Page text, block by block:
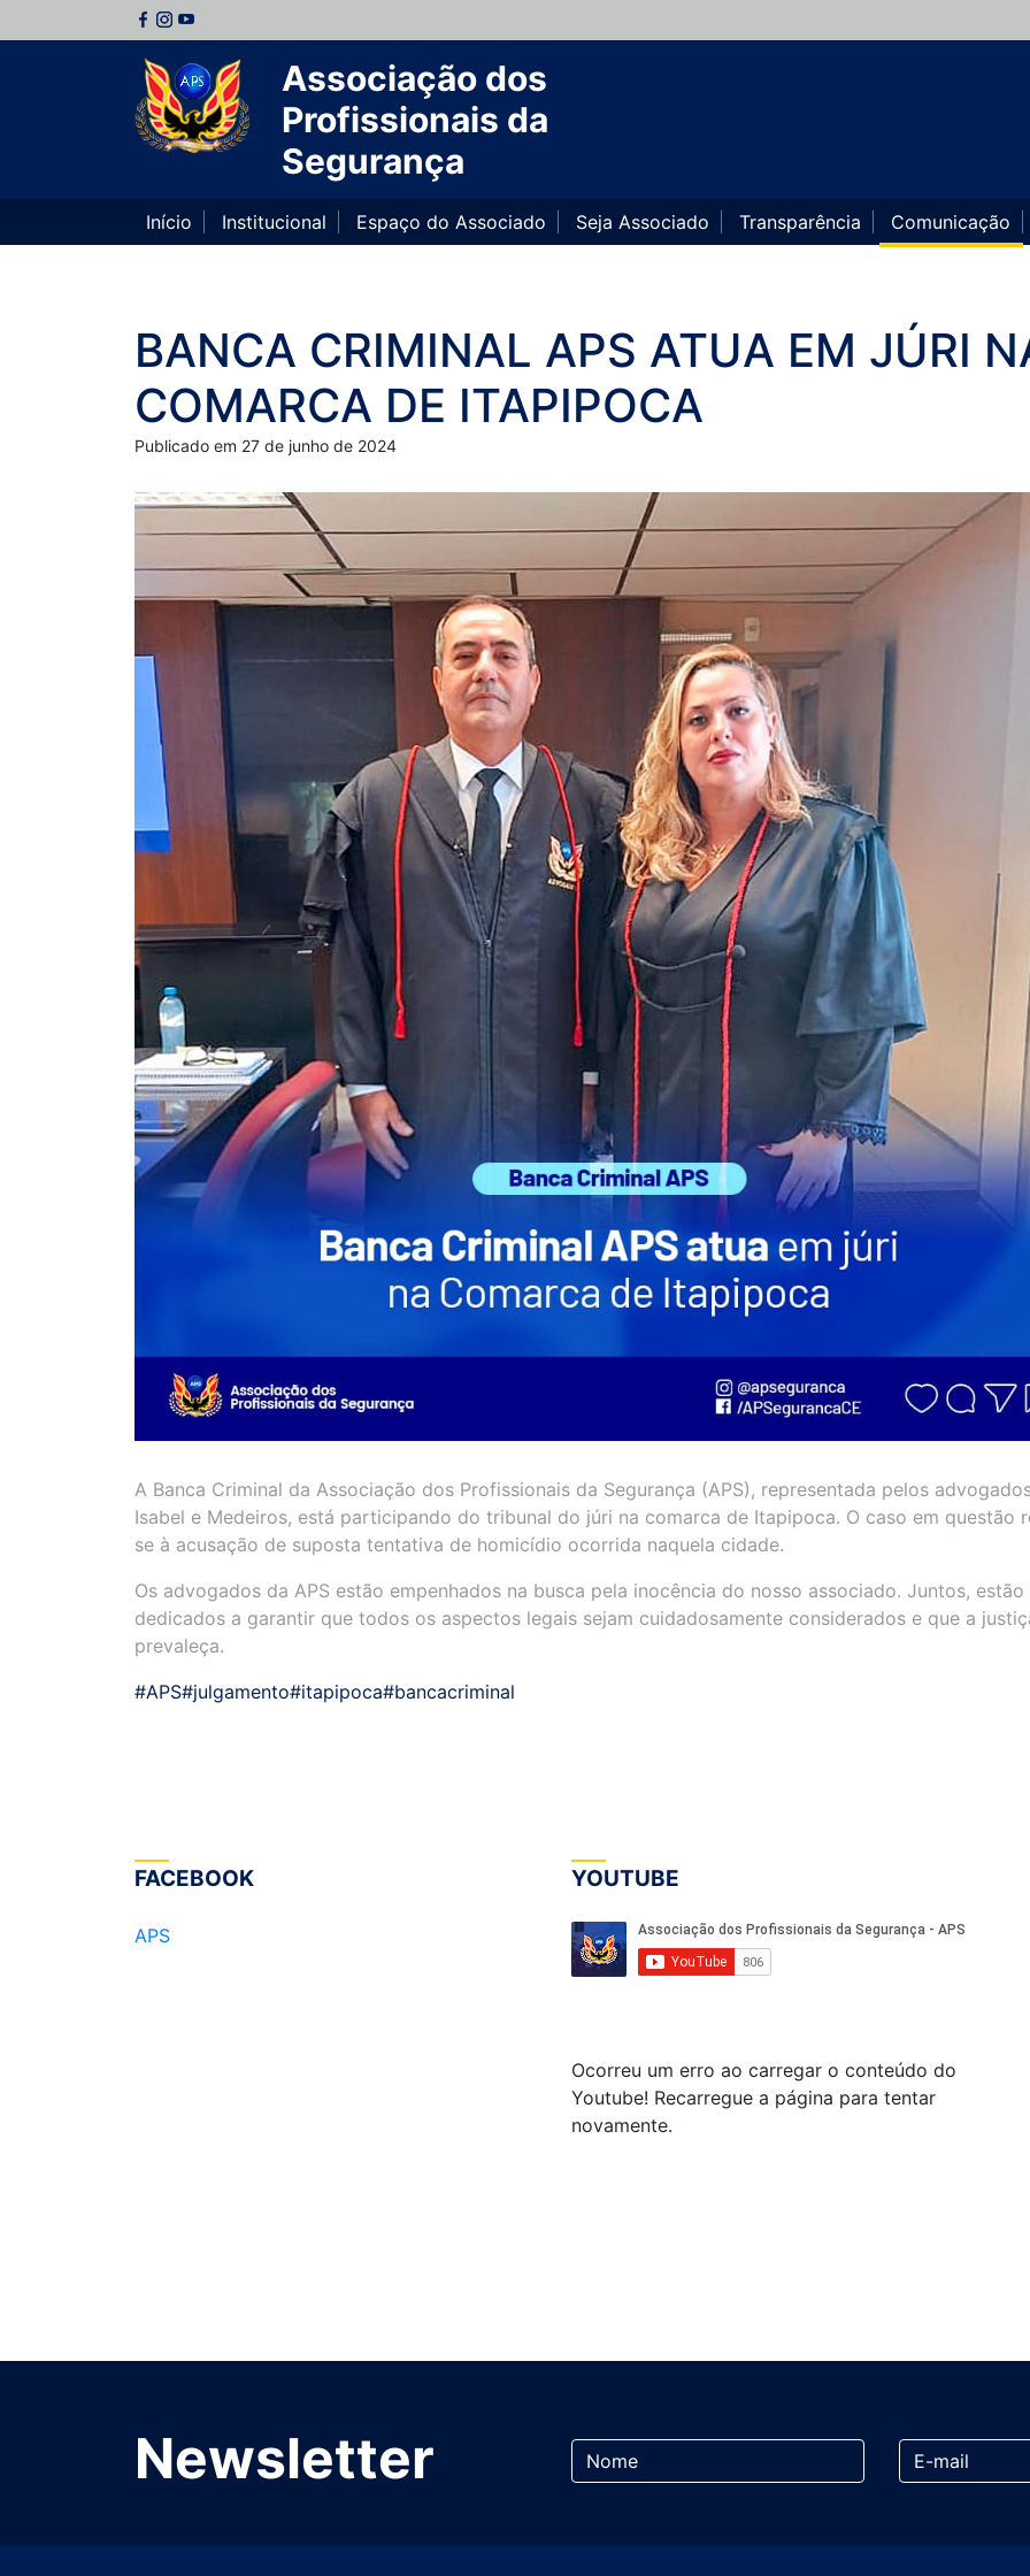
Associação dos
Profissionais da
Segurança
Início Institucional Espaço do Associado Seja Associado Transparência Comunicação
BANCA CRIMINAL APS ATUA EM JÚRI
COMARCA DE ITAPIPOCA
Publicado em 27 de junho de 2024
A Banca Criminal da Associação dos Profissionais da Segurança (APS), representada pelos
Isabel e Medeiros, está participando do tribunal do júri na comarca de Itapipoca. O caso em questão
se à acusação de suposta tentativa de homicídio ocorrida naquela cidade.
Os advogados da APS estão empenhados na busca pela inocência do nosso associado. Juntos, estão
dedicados a garantir que todos os aspectos legais sejam cuidadosamente considerados e que a
prevaleça.
#APS#julgamento#itapipoca#bancacriminal
FACEBOOK
APS
YOUTUBE
Ocorreu um erro ao carregar o conteúdo do
Youtube! Recarregue a página para tentar
novamente.
Newsletter